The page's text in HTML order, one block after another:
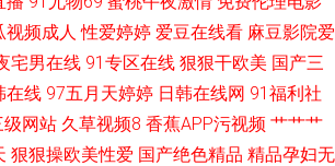
区
视频成人 性爱婷婷 爱豆在线看 麻豆影院爱
宅男在线 91专区在线 狠狠干欧美 国产三
在线 97五月天婷婷 日韩在线网 91福利社
级网站 久草视频8 香蕉APP污视频 艹艹艹
狠狠操欧美性爱 国产绝色精品 精品孕妇无